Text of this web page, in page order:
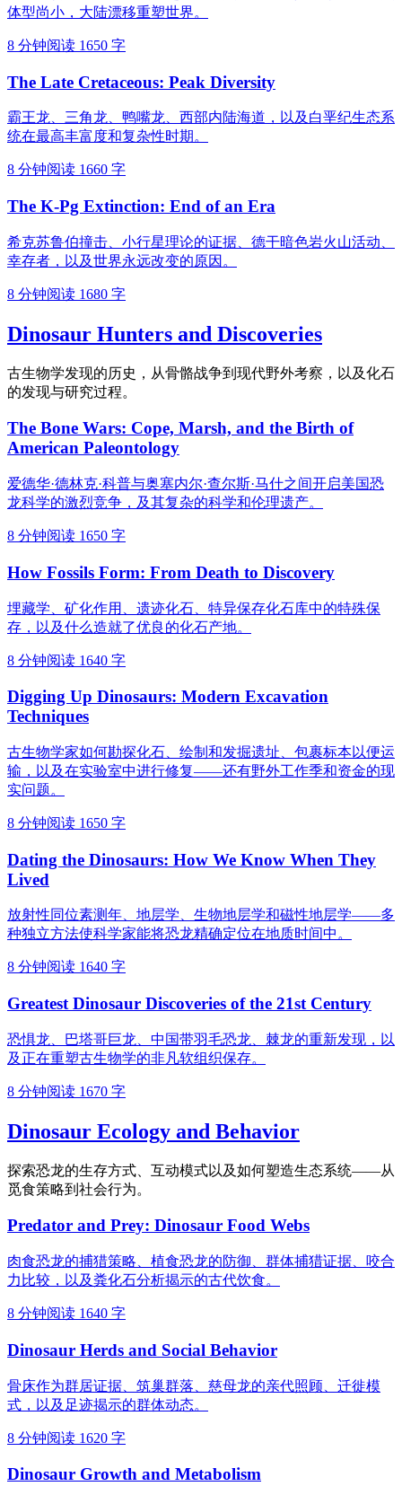
体型尚小，大陆漂移重塑世界。
8 分钟阅读 1650 字
The Late Cretaceous: Peak Diversity
霸王龙、三角龙、鸭嘴龙、西部内陆海道，以及白垩纪生态系
统在最高丰富度和复杂性时期。
8 分钟阅读 1660 字
The K-Pg Extinction: End of an Era
希克苏鲁伯撞击、小行星理论的证据、德干暗色岩火山活动、
幸存者，以及世界永远改变的原因。
8 分钟阅读 1680 字
Dinosaur Hunters and Discoveries
古生物学发现的历史，从骨骼战争到现代野外考察，以及化石
的发现与研究过程。
The Bone Wars: Cope, Marsh, and the Birth of
American Paleontology
爱德华·德林克·科普与奥塞内尔·查尔斯·马什之间开启美国恐
龙科学的激烈竞争，及其复杂的科学和伦理遗产。
8 分钟阅读 1650 字
How Fossils Form: From Death to Discovery
埋藏学、矿化作用、遗迹化石、特异保存化石库中的特殊保
存，以及什么造就了优良的化石产地。
8 分钟阅读 1640 字
Digging Up Dinosaurs: Modern Excavation
Techniques
古生物学家如何勘探化石、绘制和发掘遗址、包裹标本以便运
输，以及在实验室中进行修复——还有野外工作季和资金的现
实问题。
8 分钟阅读 1650 字
Dating the Dinosaurs: How We Know When They
Lived
放射性同位素测年、地层学、生物地层学和磁性地层学——多
种独立方法使科学家能将恐龙精确定位在地质时间中。
8 分钟阅读 1640 字
Greatest Dinosaur Discoveries of the 21st Century
恐惧龙、巴塔哥巨龙、中国带羽毛恐龙、棘龙的重新发现，以
及正在重塑古生物学的非凡软组织保存。
8 分钟阅读 1670 字
Dinosaur Ecology and Behavior
探索恐龙的生存方式、互动模式以及如何塑造生态系统——从
觅食策略到社会行为。
Predator and Prey: Dinosaur Food Webs
肉食恐龙的捕猎策略、植食恐龙的防御、群体捕猎证据、咬合
力比较，以及粪化石分析揭示的古代饮食。
8 分钟阅读 1640 字
Dinosaur Herds and Social Behavior
骨床作为群居证据、筑巢群落、慈母龙的亲代照顾、迁徙模
式，以及足迹揭示的群体动态。
8 分钟阅读 1620 字
Dinosaur Growth and Metabolism